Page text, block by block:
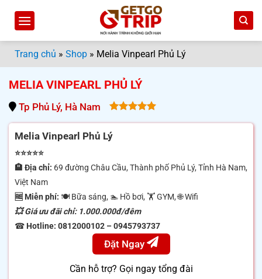
dungTrang chủ » Shop » Melia Vinpearl Phủ Lý
MELIA VINPEARL PHỦ LÝ
Tp Phủ Lý, Hà Nam
5.00
of 5
Melia Vinpearl Phủ Lý
⭐⭐⭐⭐⭐
🏨 Địa chỉ: 69 đường Châu Cầu, Thành phố Phủ Lý, Tỉnh Hà Nam,
Việt Nam
🆓 Miễn phí: 🍽 Bữa sáng, 🏊 Hồ bơi, 🏋️ GYM, 🌐 Wifi
💥 Giá ưu đãi chỉ: 1.000.000đ/đêm
☎ Hotline: 0812000102 – 0945793737
Đặt Ngay
Cần hỗ trợ? Gọi ngay tổng đài